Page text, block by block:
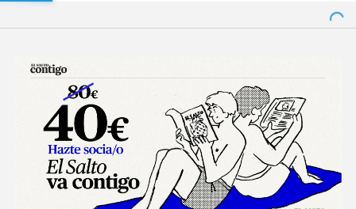
Salto a contenido